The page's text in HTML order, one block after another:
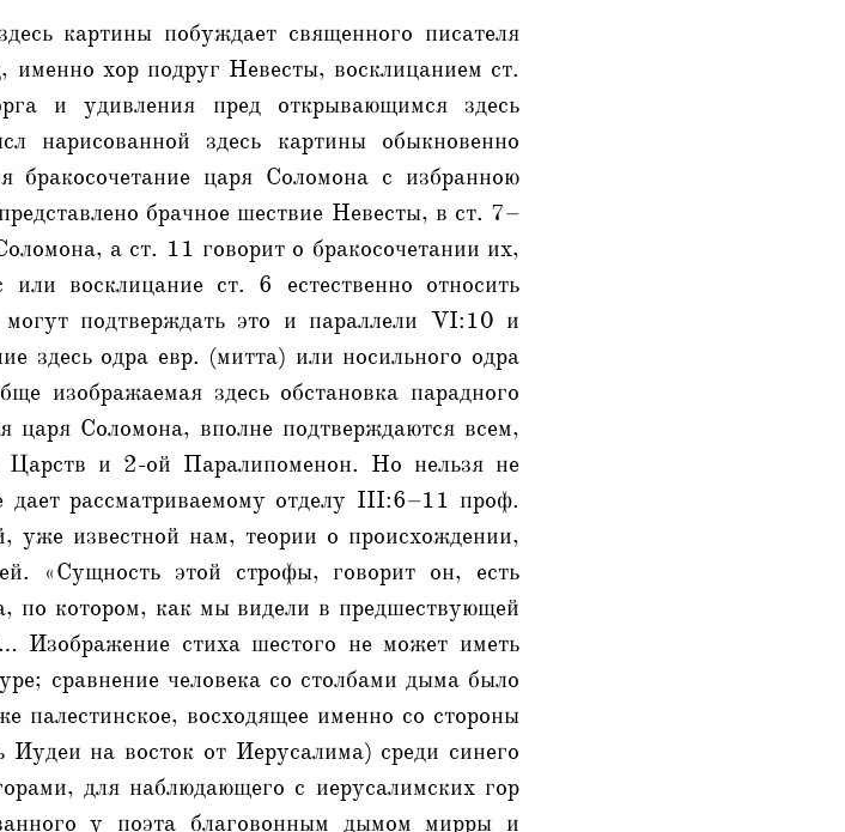
картины побуждает священного писателя
хор подруг Невесты, восклицанием ст.
и удивления пред открывающимся здесь
нарисованной здесь картины обыкновенно
бракосочетание царя Соломона с избранною
брачное шествие Невесты, в ст. 7–
а ст. 11 говорит о бракосочетании их,
восклицание ст. 6 естественно относить
подтверждать это и параллели VI:10 и
здесь одра евр. (митта) или носильного одра
изображаемая здесь обстановка парадного
царя Соломона, вполне подтверждаются всем,
и 2-ой Паралипоменон. Но нельзя не
дает рассматриваемому отделу III:6–11 проф.
известной нам, теории о происхождении,
«Сущность этой строфы, говорит он, есть
по котором, как мы видели в предшествующей
Изображение стиха шестого не может иметь
сравнение человека со столбами дыма было
восходящее именно со стороны
Иудеи на восток от Иерусалима) среди синего
для наблюдающего с иерусалимских гор
у поэта благовонным дымом мирры и